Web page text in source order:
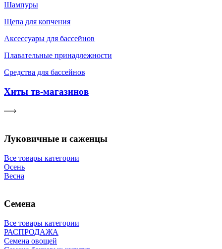
Шампуры
Щепа для копчения
Аксессуары для бассейнов
Плавательные принадлежности
Средства для бассейнов
Хиты тв-магазинов
Луковичные и саженцы
Все товары категории
Осень
Весна
Семена
Все товары категории
РАСПРОДАЖА
Семена овощей